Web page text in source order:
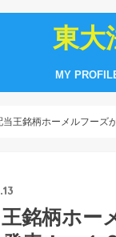
東大
MY
当王銘柄ホーメルフー
王銘柄ホ